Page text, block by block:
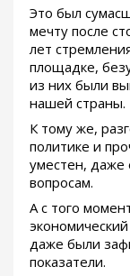
Это был
мечту после
лет
площадке,
из них были
нашей страны.
К тому же,
политике и
уместен, даже
вопросам.
А с того
даже были
показатели.